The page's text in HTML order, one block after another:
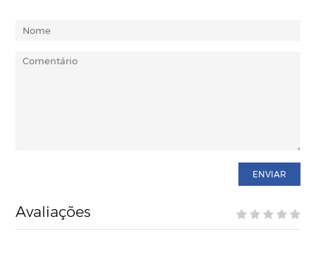
ENVIAR
Avaliações